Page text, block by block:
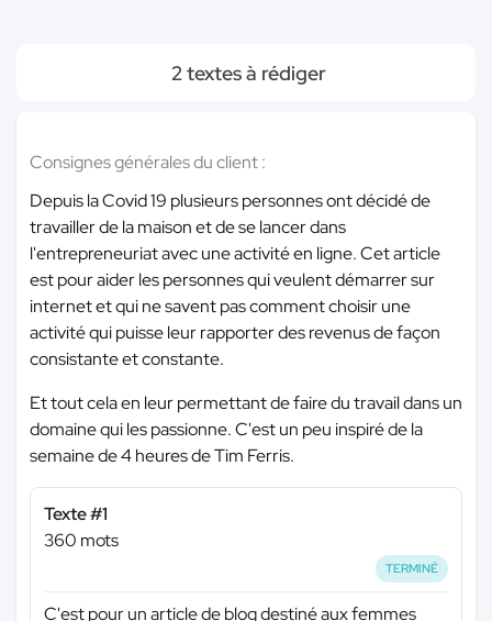
2 textes à rédiger
Consignes générales du client :
Depuis la Covid 19 plusieurs personnes ont décidé de
travailler de la maison et de se lancer dans
l'entrepreneuriat avec une activité en ligne. Cet article
est pour aider les personnes qui veulent démarrer sur
internet et qui ne savent pas comment choisir une
activité qui puisse leur rapporter des revenus de façon
consistante et constante.
Et tout cela en leur permettant de faire du travail dans un
domaine qui les passionne. C'est un peu inspiré de la
semaine de 4 heures de Tim Ferris.
Texte #1
360 mots
TERMINÉ
C'est pour un article de blog destiné aux femmes